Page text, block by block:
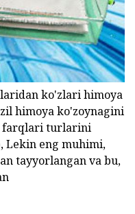
ko'zlari himoya
himoya ko'zoynagini
farqlari turlarini
Lekin eng muhimi,
tayyorlangan va bu,